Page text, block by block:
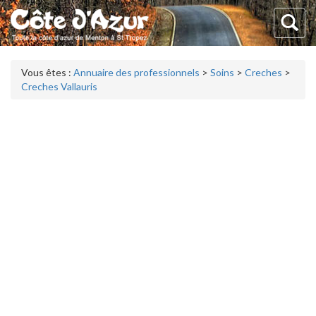
Vous êtes : Annuaire des professionnels > Soins > Creches >
Creches Vallauris